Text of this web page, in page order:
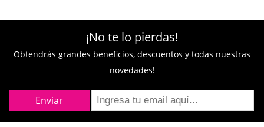
¡No te lo pierdas!
Obtendrás grandes beneficios, descuentos y todas nuestras
novedades!